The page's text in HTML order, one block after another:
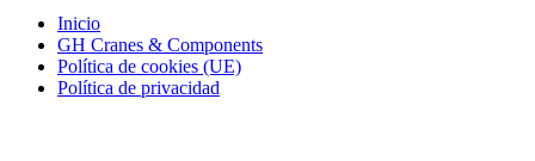
Inicio
GH Cranes & Components
Política de cookies (UE)
Política de privacidad